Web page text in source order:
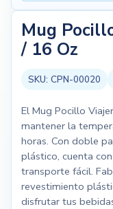
Mug
/ 16 Oz
SKU: CPN-00020
El Mug Pocillo
mantener la
horas. Con doble
plástico, cuenta
transporte fácil.
revestimiento
disfrutar tus